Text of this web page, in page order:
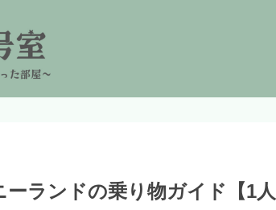
ランドの乗り物ガイド【1人